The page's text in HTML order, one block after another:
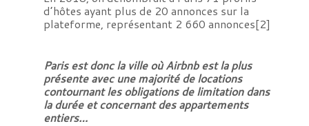
d’hôtes ayant plus de 20 annonces sur la
plateforme, représentant 2 660 annonces[2]
Paris est donc la ville où Airbnb est la plus
présente avec une majorité de locations
contournant les obligations de limitation dans
la durée et concernant des appartements
entiers…